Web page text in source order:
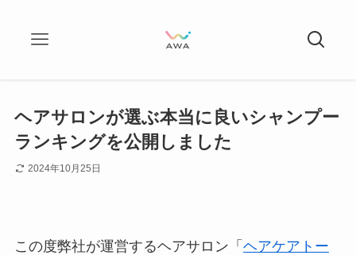
ヘアサロンが選ぶ本当に良いシャンプー
ランキングを公開しました
2024年10月25日
この度弊社が運営するヘアサロン「 ヘアケアトー